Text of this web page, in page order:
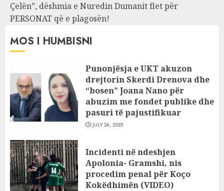
Çelën”, dëshmia e Nuredin Dumanit flet për
PERSONAT që e plagosën!
MOS I HUMBISNI
Punonjësja e UKT akuzon
drejtorin Skerdi Drenova dhe
“bosen” Joana Nano për
abuzim me fondet publike dhe
pasuri të pajustifikuar
JULY 24, 2025
Incidenti në ndeshjen
Apolonia- Gramshi, nis
procedim penal për Koço
Kokëdhimën (VIDEO)